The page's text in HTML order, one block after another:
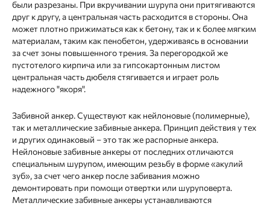
были разрезаны. При вкручивании шурупа они притягиваются
друг к другу, а центральная часть расходится в стороны. Она
может плотно прижиматься как к бетону, так и к более мягким
материалам, таким как пенобетон, удерживаясь в основании
за счет зоны повышенного трения. За перегородкой же
пустотелого кирпича или за гипсокартонным листом
центральная часть дюбеля стягивается и играет роль
надежного "якоря".
Забивной анкер. Существуют как нейлоновые (полимерные),
так и металлические забивные анкера. Принцип действия у тех
и других одинаковый – это так же распорные анкера.
Нейлоновые забивные анкеры от последних отличаются
специальным шурупом, имеющим резьбу в форме «акулий
зуб», за счет чего анкер после забивания можно
демонтировать при помощи отвертки или шуруповерта.
Металлические забивные анкеры устанавливаются